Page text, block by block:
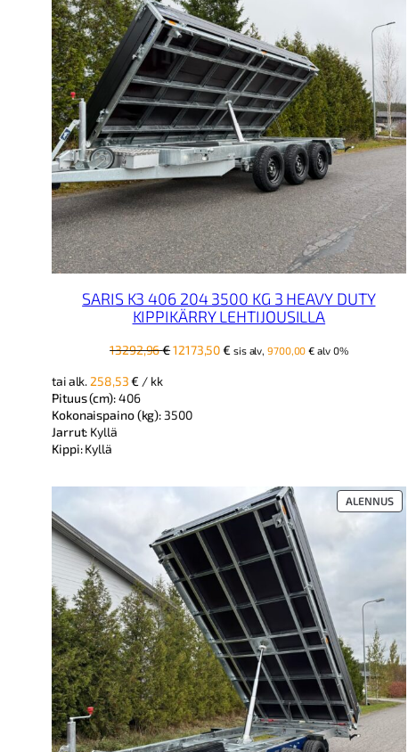
SARIS K3 406 204 3500 KG 3 HEAVY DUTY
KIPPIKÄRRY LEHTIJOUSILLA
13292,96€Alkuperäinen
12173,50€ Nykyinen
sis alv,9700,00€ alv 0%
tai alk. 258,53€ / kk
Pituus (cm):406
Kokonaispaino (kg): 3500
Jarrut: Kyllä
Kippi:Kyllä
ALENNUS